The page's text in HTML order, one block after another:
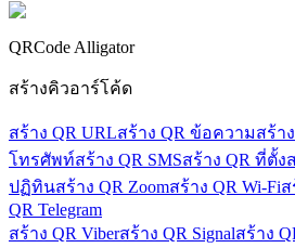
QRCode Alligator
สร้างคิวอาร์โค้ด
สร้าง QR URLสร้าง QR ข้อความสร้า
โทรศัพท์สร้าง QR SMSสร้าง QR ที่ตั้ง
ปฏิทินสร้าง QR Zoomสร้าง QR Wi-Fiส
QR Telegram
สร้าง QR Viberสร้าง QR Signalสร้าง